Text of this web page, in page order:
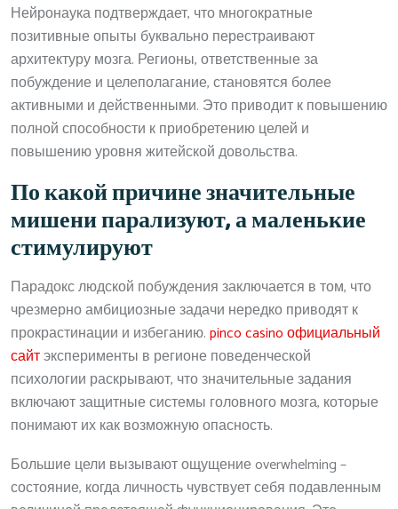
Нейронаука подтверждает, что многократные
позитивные опыты буквально перестраивают
архитектуру мозга. Регионы, ответственные за
побуждение и целеполагание, становятся более
активными и действенными. Это приводит к повышению
полной способности к приобретению целей и
повышению уровня житейской довольства.
По какой причине значительные
мишени парализуют, а маленькие
стимулируют
Парадокс людской побуждения заключается в том, что
чрезмерно амбициозные задачи нередко приводят к
прокрастинации и избеганию.pinco casino официальный
сайтэксперименты в регионе поведенческой
психологии раскрывают, что значительные задания
включают защитные системы головного мозга, которые
понимают их как возможную опасность.
Большие цели вызывают ощущение overwhelming –
состояние, когда личность чувствует себя подавленным